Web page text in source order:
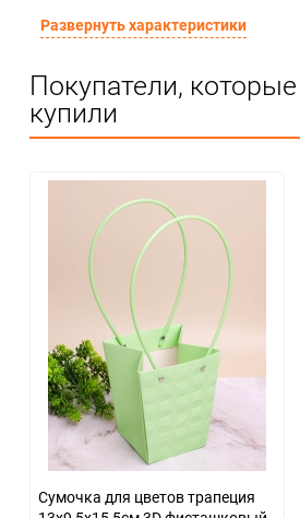
Предназначение товара
Особые условия
Количество в коробке
Единица измерения
Развернуть характеристики
Покупатели,
купили
Сумочка для цветов трапеция